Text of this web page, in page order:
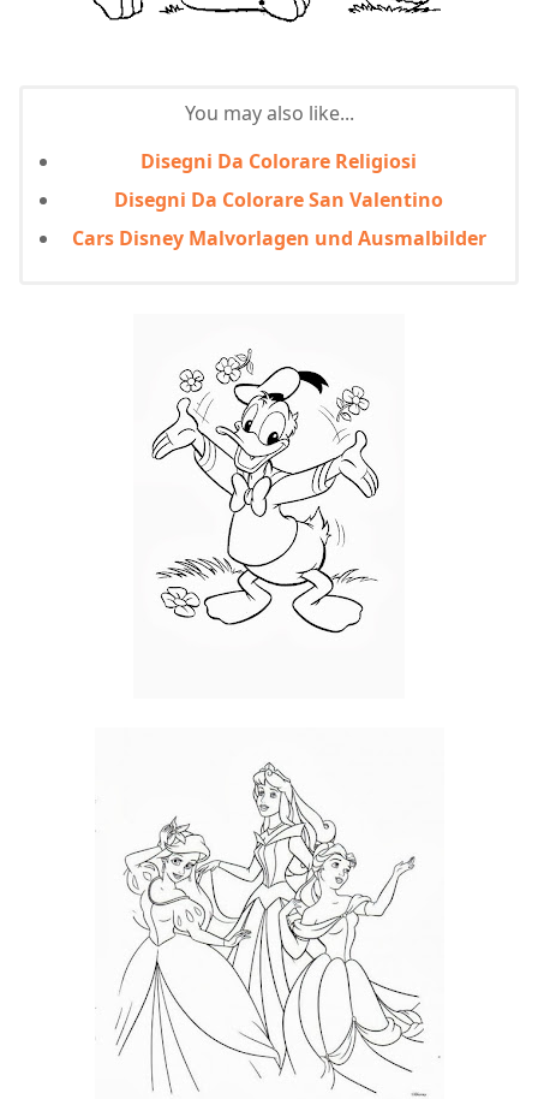
You may also like...
Disegni Da Colorare Religiosi
Disegni Da Colorare San Valentino
Cars Disney Malvorlagen und Ausmalbilder